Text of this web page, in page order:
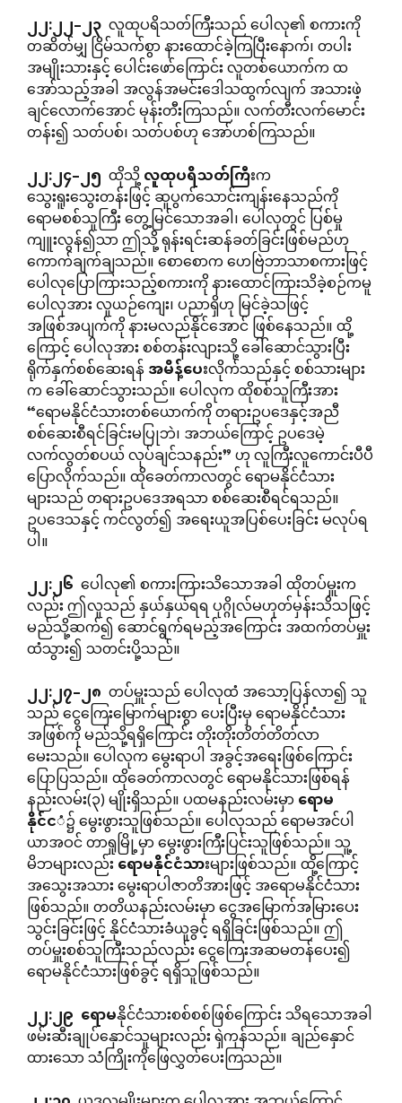
၂၂:၂၂–၂၃ လူထုပရိသတ်ကြီးသည် ပေါလု၏ စကားကို
တဆိတ်မျှ ငြိမ်သက်စွာ နားထောင်ခဲ့ကြပြီးနောက်၊ တပါး
အမျိုးသားနှင့် ပေါင်းဖော်ကြောင်း လူတစ်ယောက်က ထ
အော်သည့်အခါ အလွန်အမင်းဒေါသထွက်လျက် အသားဖဲ့
ချင်လောက်အောင် မုန်းတီးကြသည်။ လက်တီးလက်မောင်း
တန်း၍ သတ်ပစ်၊ သတ်ပစ်ဟု အော်ဟစ်ကြသည်။
၂၂:၂၄–၂၅ ထိုသို့လူထုပရိသတ်ကြီးက
သွေးရူးသွေးတန်းဖြင့် ဆူပွက်သောင်းကျန်းနေသည်ကို
ရောမစစ်သူကြီး တွေ့မြင်သောအခါ၊ ပေါလုတွင် ပြစ်မှု
ကျူးလွန်၍သာ ဤသို့ ရုန်းရင်းဆန်ခတ်ခြင်းဖြစ်မည်ဟု
ကောက်ချက်ချသည်။ စောစောက ဟေဗြဲဘာသာစကားဖြင့်
ပေါလုပြောကြားသည့်စကားကို နားထောင်ကြားသိခဲ့စဉ်ကမူ
ပေါလုအား လူယဉ်ကျေး၊ ပညာရှိဟု မြင်ခဲ့သဖြင့်
အဖြစ်အပျက်ကို နားမလည်နိုင်အောင် ဖြစ်နေသည်။ ထို့
ကြောင့် ပေါလုအား စစ်တန်းလျားသို့ ခေါ်ဆောင်သွားပြီး
ရိုက်နှက်စစ်ဆေးရန်အမိန့်ပေးလိုက်သည်နှင့် စစ်သားများ
က ခေါ်ဆောင်သွားသည်။ ပေါလုက ထိုစစ်သူကြီးအား
“ရောမနိုင်ငံသားတစ်ယောက်ကို တရားဥပဒေနှင့်အညီ
စစ်ဆေးစီရင်ခြင်းမပြုဘဲ၊ အဘယ်ကြောင့် ဥပဒေမဲ့
လက်လွတ်စပယ် လုပ်ချင်သနည်း” ဟု လူကြီးလူကောင်းပီပီ
ပြောလိုက်သည်။ ထိုခေတ်ကာလတွင် ရောမနိုင်ငံသား
များသည် တရားဥပဒေအရသာ စစ်ဆေးစီရင်ရသည်။
ဥပဒေသနှင့် ကင်လွတ်၍ အရေးယူအပြစ်ပေးခြင်း မလုပ်ရ
ပါ။
၂၂:၂၆ ပေါလု၏ စကားကြားသိသောအခါ ထိုတပ်မှူးက
လည်း ဤလူသည် နှယ်နှယ်ရရ ပုဂ္ဂိုလ်မဟုတ်မှန်းသိသဖြင့်
မည်သို့ဆက်၍ ဆောင်ရွက်ရမည့်အကြောင်း အထက်တပ်မှူး
ထံသွား၍ သတင်းပို့သည်။
၂၂:၂၇–၂၈ တပ်မှူးသည် ပေါလုထံ အသော့ပြန်လာ၍ သူ
သည် ငွေကြေးမြောက်များစွာ ပေးပြီးမှ ရောမနိုင်ငံသား
အဖြစ်ကို မည်သို့ရရှိကြောင်း တိုးတိုးတိတ်တိတ်လာ
မေးသည်။ ပေါလုက မွေးရာပါ အခွင့်အရေးဖြစ်ကြောင်း
ပြောပြသည်။ ထိုခေတ်ကာလတွင် ရောမနိုင်သားဖြစ်ရန်
နည်းလမ်း(၃) မျိုးရှိသည်။ ပထမနည်းလမ်းမှာရောမ
နိုင်ငံ၌ မွေးဖွားသူဖြစ်သည်။ ပေါလုသည် ရောမအင်ပါ
ယာအဝင် တာရှုမြို့မှာ မွေးဖွားကြီးပြင်းသူဖြစ်သည်။ သူ့
မိဘများလည်းရောမနိုင်ငံသားများဖြစ်သည်။ ထို့ကြောင့်
အသွေးအသား မွေးရာပါဇာတိအားဖြင့် အရောမနိုင်ငံသား
ဖြစ်သည်။ တတိယနည်းလမ်းမှာ ငွေအမြောက်အမြားပေး
သွင်းခြင်းဖြင့် နိုင်ငံသားခံယူခွင့် ရရှိခြင်းဖြစ်သည်။ ဤ
တပ်မှူးစစ်သူကြီးသည်လည်း ငွေကြေးအဆမတန်ပေး၍
ရောမနိုင်ငံသားဖြစ်ခွင့် ရရှိသူဖြစ်သည်။
၂၂:၂၉ ရောမနိုင်ငံသားစစ်စစ်ဖြစ်ကြောင်း သိရသောအခါ
ဖမ်းဆီးချုပ်နှောင်သူများလည်း ရှဲကုန်သည်။ ချည်နှောင်
ထားသော သံကြိုးကိုဖြေလွှတ်ပေးကြသည်။